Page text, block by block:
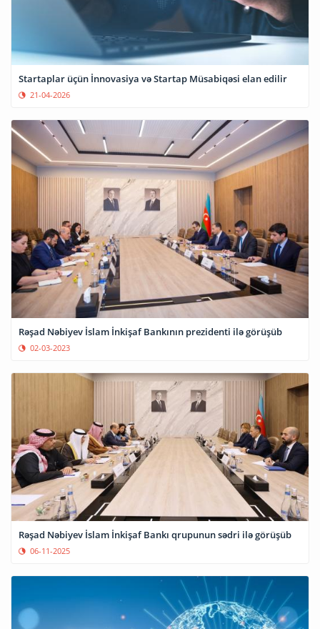
Startaplar üçün İnnovasiya və Startap Müsabiqəsi elan edilir
21-04-2026
Rəşad Nəbiyev İslam İnkişaf Bankının prezidenti ilə görüşüb
02-03-2023
Rəşad Nəbiyev İslam İnkişaf Bankı qrupunun sədri ilə görüşüb
06-11-2025